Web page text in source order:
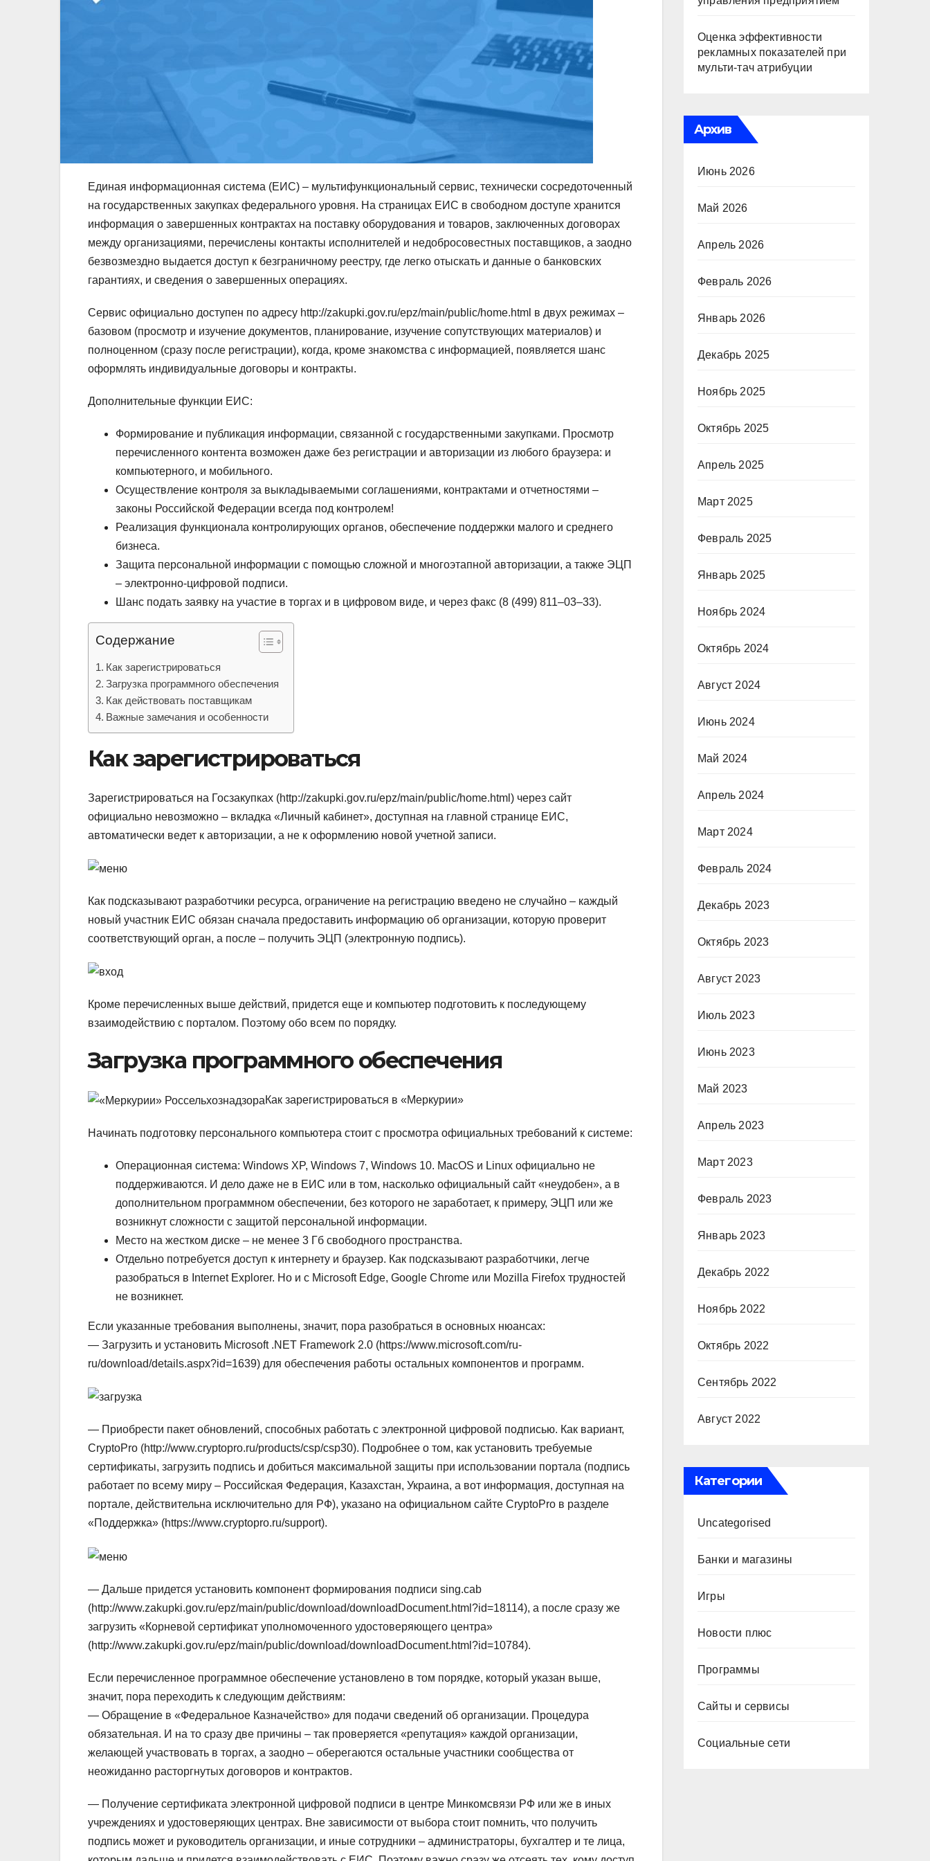
Единая информационная система (ЕИС) – мультифункциональный сервис, технически сосредоточенный
на государственных закупках федерального уровня. На страницах ЕИС в свободном доступе хранится
информация о завершенных контрактах на поставку оборудования и товаров, заключенных договорах
между организациями, перечислены контакты исполнителей и недобросовестных поставщиков, а заодно
безвозмездно выдается доступ к безграничному реестру, где легко отыскать и данные о банковских
гарантиях, и сведения о завершенных операциях.
Сервис официально доступен по адресу http://zakupki.gov.ru/epz/main/public/home.html в двух режимах –
базовом (просмотр и изучение документов, планирование, изучение сопутствующих материалов) и
полноценном (сразу после регистрации), когда, кроме знакомства с информацией, появляется шанс
оформлять индивидуальные договоры и контракты.
Дополнительные функции ЕИС:
Формирование и публикация информации, связанной с государственными закупками. Просмотр
перечисленного контента возможен даже без регистрации и авторизации из любого браузера: и
компьютерного, и мобильного.
Осуществление контроля за выкладываемыми соглашениями, контрактами и отчетностями –
законы Российской Федерации всегда под контролем!
Реализация функционала контролирующих органов, обеспечение поддержки малого и среднего
бизнеса.
Защита персональной информации с помощью сложной и многоэтапной авторизации, а также ЭЦП
– электронно-цифровой подписи.
Шанс подать заявку на участие в торгах и в цифровом виде, и через факс (8 (499) 811–03–33).
Содержание
Как зарегистрироваться
Загрузка программного обеспечения
Как действовать поставщикам
Важные замечания и особенности
Как зарегистрироваться
Зарегистрироваться на Госзакупках (http://zakupki.gov.ru/epz/main/public/home.html) через сайт
официально невозможно – вкладка «Личный кабинет», доступная на главной странице ЕИС,
автоматически ведет к авторизации, а не к оформлению новой учетной записи.
Как подсказывают разработчики ресурса, ограничение на регистрацию введено не случайно – каждый
новый участник ЕИС обязан сначала предоставить информацию об организации, которую проверит
соответствующий орган, а после – получить ЭЦП (электронную подпись).
Кроме перечисленных выше действий, придется еще и компьютер подготовить к последующему
взаимодействию с порталом. Поэтому обо всем по порядку.
Загрузка программного обеспечения
Как зарегистрироваться в «Меркурии»
Начинать подготовку персонального компьютера стоит с просмотра официальных требований к системе:
Операционная система: Windows XP, Windows 7, Windows 10. MacOS и Linux официально не
поддерживаются. И дело даже не в ЕИС или в том, насколько официальный сайт «неудобен», а в
дополнительном программном обеспечении, без которого не заработает, к примеру, ЭЦП или же
возникнут сложности с защитой персональной информации.
Место на жестком диске – не менее 3 Гб свободного пространства.
Отдельно потребуется доступ к интернету и браузер. Как подсказывают разработчики, легче
разобраться в Internet Explorer. Но и с Microsoft Edge, Google Chrome или Mozilla Firefox трудностей
не возникнет.
Если указанные требования выполнены, значит, пора разобраться в основных нюансах:
— Загрузить и установить Microsoft .NET Framework 2.0 (https://www.microsoft.com/ru-
ru/download/details.aspx?id=1639) для обеспечения работы остальных компонентов и программ.
— Приобрести пакет обновлений, способных работать с электронной цифровой подписью. Как вариант,
CryptoPro (http://www.cryptopro.ru/products/csp/csp30). Подробнее о том, как установить требуемые
сертификаты, загрузить подпись и добиться максимальной защиты при использовании портала (подпись
работает по всему миру – Российская Федерация, Казахстан, Украина, а вот информация, доступная на
портале, действительна исключительно для РФ), указано на официальном сайте CryptoPro в разделе
«Поддержка» (https://www.cryptopro.ru/support).
— Дальше придется установить компонент формирования подписи sing.cab
(http://www.zakupki.gov.ru/epz/main/public/download/downloadDocument.html?id=18114), а после сразу же
загрузить «Корневой сертификат уполномоченного удостоверяющего центра»
(http://www.zakupki.gov.ru/epz/main/public/download/downloadDocument.html?id=10784).
Если перечисленное программное обеспечение установлено в том порядке, который указан выше,
значит, пора переходить к следующим действиям:
— Обращение в «Федеральное Казначейство» для подачи сведений об организации. Процедура
обязательная. И на то сразу две причины – так проверяется «репутация» каждой организации,
желающей участвовать в торгах, а заодно – оберегаются остальные участники сообщества от
неожиданно расторгнутых договоров и контрактов.
— Получение сертификата электронной цифровой подписи в центре Минкомсвязи РФ или же в иных
учреждениях и удостоверяющих центрах. Вне зависимости от выбора стоит помнить, что получить
подпись может и руководитель организации, и иные сотрудники – администраторы, бухгалтер и те лица,
Оценка эффективности
рекламных показателей при
мульти-тач атрибуции
Архив
Июнь 2026
Май 2026
Апрель 2026
Февраль 2026
Январь 2026
Декабрь 2025
Ноябрь 2025
Октябрь 2025
Апрель 2025
Март 2025
Февраль 2025
Январь 2025
Ноябрь 2024
Октябрь 2024
Август 2024
Июнь 2024
Май 2024
Апрель 2024
Март 2024
Февраль 2024
Декабрь 2023
Октябрь 2023
Август 2023
Июль 2023
Июнь 2023
Май 2023
Апрель 2023
Март 2023
Февраль 2023
Январь 2023
Декабрь 2022
Ноябрь 2022
Октябрь 2022
Сентябрь 2022
Август 2022
Категории
Uncategorised
Банки и магазины
Игры
Новости плюс
Программы
Сайты и сервисы
Социальные сети